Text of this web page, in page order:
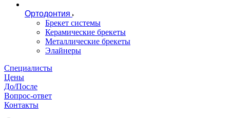
Ортодонтия
Брекет системы
Керамические брекеты
Металлические брекеты
Элайнеры
Специалисты
Цены
До/После
Вопрос-ответ
Контакты